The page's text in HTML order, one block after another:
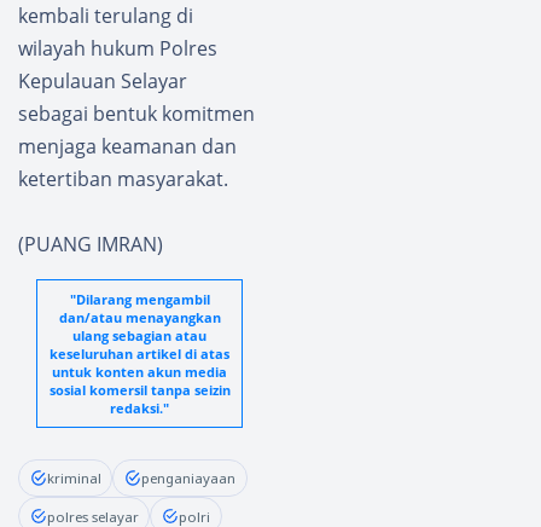
kembali terulang di
wilayah hukum Polres
Kepulauan Selayar
sebagai bentuk komitmen
menjaga keamanan dan
ketertiban masyarakat.
(PUANG IMRAN)
"Dilarang mengambil
dan/atau menayangkan
ulang sebagian atau
keseluruhan artikel di atas
untuk konten akun media
sosial komersil tanpa seizin
redaksi."
kriminal penganiayaan
polres selayar polri